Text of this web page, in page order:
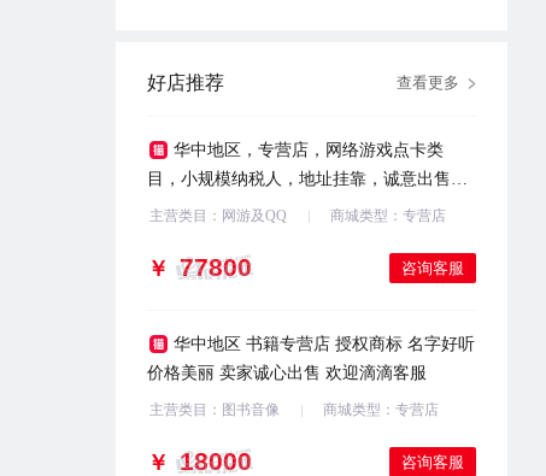
好店推荐 查看更多
华中地区，专营店，网络游戏点卡类
目，小规模纳税人，地址挂靠，诚意出售，
欢迎咨询
主营类目：网游及QQ 商城类型：专营店
￥ 咨询客服
华中地区 书籍专营店 授权商标 名字好听
价格美丽 卖家诚心出售 欢迎滴滴客服
主营类目：图书音像 商城类型：专营店
￥ 咨询客服